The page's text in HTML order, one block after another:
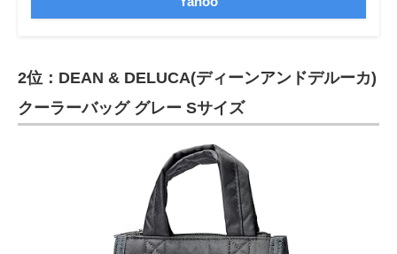
2位：DEAN & DELUCA(ディーンアンドデルーカ)
クーラーバッグ グレー Sサイズ